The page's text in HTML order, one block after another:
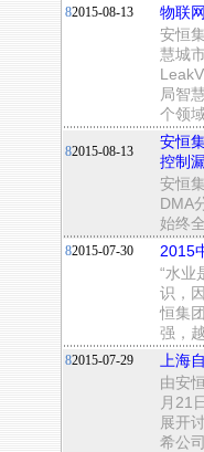
82015-08-13
物联
安恒
慧城
局智
个领
82015-08-13
安恒
控制
安恒
DMA
始终
82015-07-30
2015
“水业
识，
恒集
强，
82015-07-29
上海
由安
月21
展开
希公